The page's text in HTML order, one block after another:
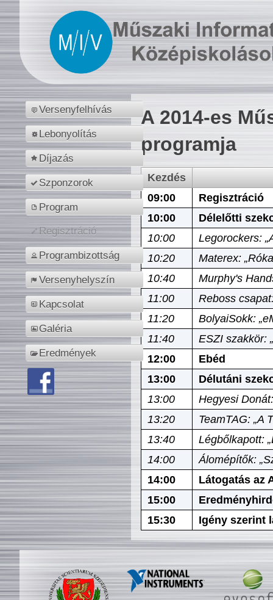
Versenyfelhívás
Lebonyolítás
Díjazás
Szponzorok
Program
Regisztráció
Programbizottság
Versenyhelyszín
Kapcsolat
Galéria
Eredmények
A 2014-es
programja
Kezdés
09:00
Regisztráció
10:00
Délelőtti
10:00
Legorockers:
10:20
Materex:
10:40
Murphy's
11:00
Reboss
11:20
BolyaiSokk:
11:40
ESZI szakkör:
12:00
Ebéd
13:00
Délutáni
13:00
Hegyesi
13:20
TeamTAG: „A
13:40
Légbőlkapott:
14:00
Álomépítők:
14:00
Látogatás az
15:00
15:30
Igény szerint